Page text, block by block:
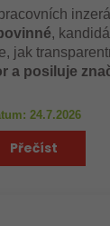
,
jak
a posiluje
24.7.2026
Přečíst